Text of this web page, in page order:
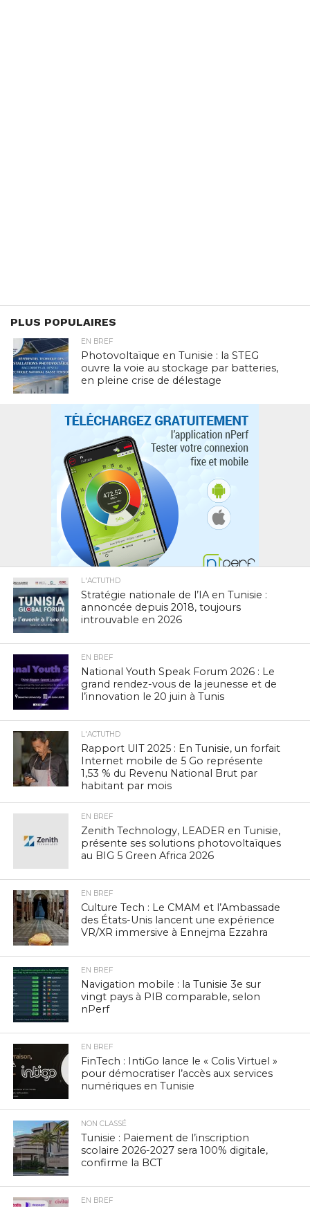
PLUS POPULAIRES
EN BREF
Photovoltaïque en Tunisie : la STEG
ouvre la voie au stockage par batteries,
en pleine crise de délestage
L'ACTUTHD
Stratégie nationale de l’IA en Tunisie :
annoncée depuis 2018, toujours
introuvable en 2026
EN BREF
National Youth Speak Forum 2026 : Le
grand rendez-vous de la jeunesse et de
l’innovation le 20 juin à Tunis
L'ACTUTHD
Rapport UIT 2025 : En Tunisie, un forfait
Internet mobile de 5 Go représente
1,53 % du Revenu National Brut par
habitant par mois
EN BREF
Zenith Technology, LEADER en Tunisie,
présente ses solutions photovoltaïques
au BIG 5 Green Africa 2026
EN BREF
Culture Tech : Le CMAM et l’Ambassade
des États-Unis lancent une expérience
VR/XR immersive à Ennejma Ezzahra
EN BREF
Navigation mobile : la Tunisie 3e sur
vingt pays à PIB comparable, selon
nPerf
EN BREF
FinTech : IntiGo lance le « Colis Virtuel »
pour démocratiser l’accès aux services
numériques en Tunisie
NON CLASSÉ
Tunisie : Paiement de l’inscription
scolaire 2026-2027 sera 100% digitale,
confirme la BCT
EN BREF